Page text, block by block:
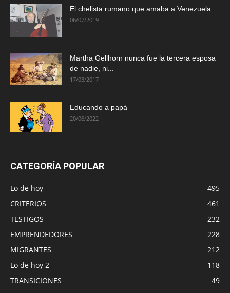
El chelista rumano que amaba a Venezuela
06/07/2019
Martha Gellhorn nunca fue la tercera esposa
de nadie, ni...
17/03/2017
Educando a papá
20/06/2022
CATEGORÍA POPULAR
Lo de hoy
495
CRITERIOS
461
TESTIGOS
232
EMPRENDEDORES
228
MIGRANTES
212
Lo de hoy 2
118
TRANSICIONES
49